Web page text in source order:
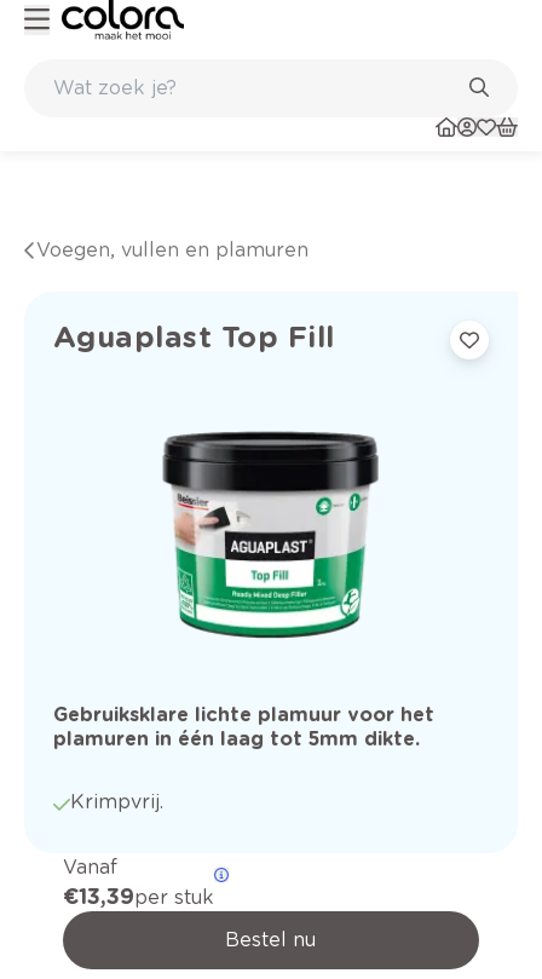
Voegen, vullen en plamuren
Aguaplast Top Fill
Gebruiksklare lichte plamuur voor het
plamuren in één laag tot 5mm dikte.
Krimpvrij.
Vanaf
€ 13,39per stuk
Bestel nu